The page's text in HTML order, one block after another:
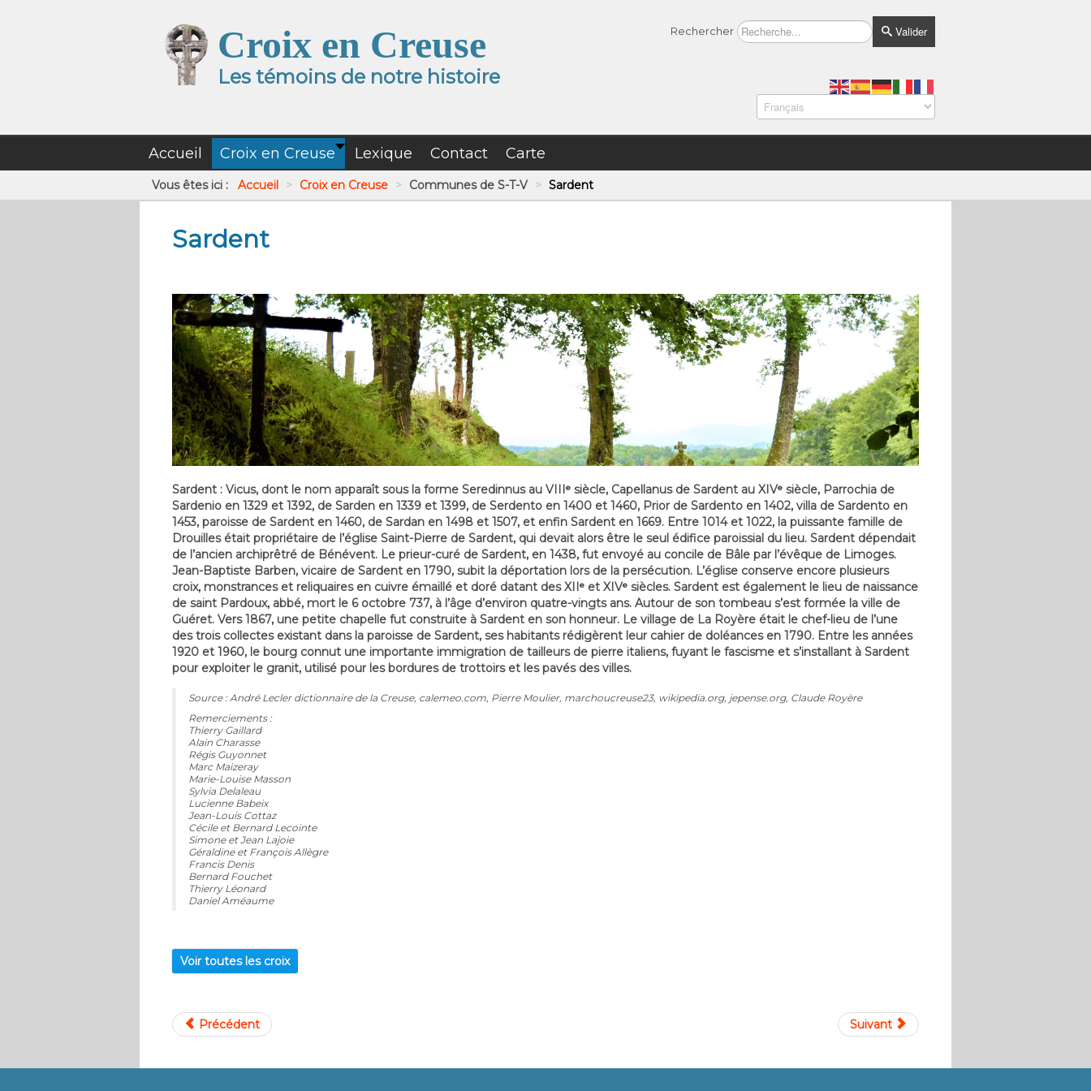
Croix en Creuse
Les témoins de notre histoire
Rechercher Valider
Accueil Croix en Creuse Lexique Contact Carte
Vous êtes ici : Accueil > Croix en Creuse > Communes de S-T-V > Sardent
Sardent
Sardent : Vicus, dont le nom apparaît sous la forme Seredinnus au VIIIᵉ siècle, Capellanus de Sardent au XIVᵉ siècle, Parrochia de
Sardenio en 1329 et 1392, de Sarden en 1339 et 1399, de Serdento en 1400 et 1460, Prior de Sardento en 1402, villa de Sardento en
1453, paroisse de Sardent en 1460, de Sardan en 1498 et 1507, et enfin Sardent en 1669. Entre 1014 et 1022, la puissante famille de
Drouilles était propriétaire de l’église Saint-Pierre de Sardent, qui devait alors être le seul édifice paroissial du lieu. Sardent dépendait
de l’ancien archiprêtré de Bénévent. Le prieur-curé de Sardent, en 1438, fut envoyé au concile de Bâle par l’évêque de Limoges.
Jean-Baptiste Barben, vicaire de Sardent en 1790, subit la déportation lors de la persécution. L’église conserve encore plusieurs
croix, monstrances et reliquaires en cuivre émaillé et doré datant des XIIᵉ et XIVᵉ siècles. Sardent est également le lieu de naissance
de saint Pardoux, abbé, mort le 6 octobre 737, à l’âge d’environ quatre-vingts ans. Autour de son tombeau s’est formée la ville de
Guéret. Vers 1867, une petite chapelle fut construite à Sardent en son honneur. Le village de La Royère était le chef-lieu de l’une
des trois collectes existant dans la paroisse de Sardent, ses habitants rédigèrent leur cahier de doléances en 1790. Entre les années
1920 et 1960, le bourg connut une importante immigration de tailleurs de pierre italiens, fuyant le fascisme et s’installant à Sardent
pour exploiter le granit, utilisé pour les bordures de trottoirs et les pavés des villes.
Source : André Lecler dictionnaire de la Creuse, calemeo.com, Pierre Moulier, marchoucreuse23, wikipedia.org, jepense.org, Claude Royère
Remerciements :
Thierry Gaillard
Alain Charasse
Régis Guyonnet
Marc Maizeray
Marie-Louise Masson
Sylvia Delaleau
Lucienne Babeix
Jean-Louis Cottaz
Cécile et Bernard Lecointe
Simone et Jean Lajoie
Géraldine et François Allègre
Francis Denis
Bernard Fouchet
Thierry Léonard
Daniel Améaume
Voir toutes les croix
Précédent Suivant